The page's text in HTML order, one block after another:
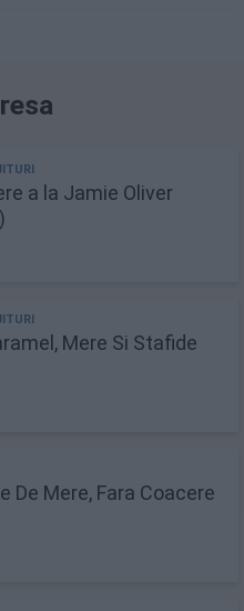
a la Jamie Oliver
Mere Si Stafide
De Mere, Fara Coacere